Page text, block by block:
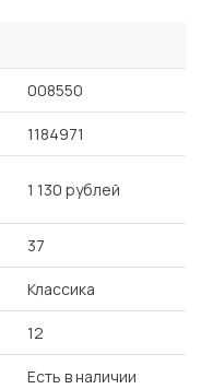
008550
1184971
1 130 рублей
37
Классика
12
Есть в наличии